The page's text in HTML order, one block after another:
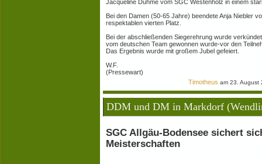
Jacqueline Duhme vom SGC Westenholz in einem
Bei den Damen (50-65 Jahre) beendete Anja Niebler
respektablen vierten Platz.
Bei der abschließenden Siegerehrung wurde
vom deutschen Team gewonnen wurde-vor den
Das Ergebnis wurde mit großem Jubel gefeiert.
W.F.
(Pressewart)
Timotheus am 23. August
DDM und DM in Markdorf
SGC Allgäu-Bodensee sichert
Meisterschaften